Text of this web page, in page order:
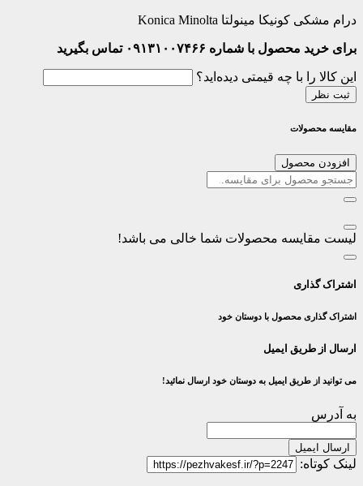
درام مشکی کونیکا مینولتا Konica Minolta
برای خرید محصول با شماره ۰۹۱۳۱۰۰۷۴۶۶ تماس بگیرید
این کالا را با چه قیمتی دیده‌اید؟
ثبت نظر
مقایسه محصولات
افزودن محصول
لیست مقایسه محصولات شما خالی می باشد!
اشتراک گذاری
اشتراک گذاری محصول با دوستان خود
ارسال از طریق ایمیل
می توانید از طریق ایمیل به دوستان خود ارسال نمائید!
به آدرس
ارسال ایمیل
لینک کوتاه: